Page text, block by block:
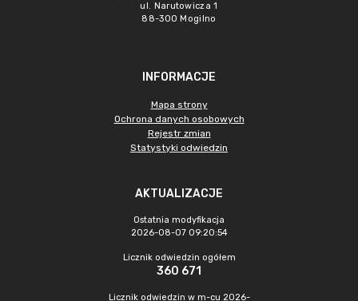
ul. Narutowicza 1
88-300 Mogilno
INFORMACJE
Mapa strony
Ochrona danych osobowych
Rejestr zmian
Statystyki odwiedzin
AKTUALIZACJE
Ostatnia modyfikacja
2026-08-07 09:20:54
Licznik odwiedzin ogółem
360 671
Licznik odwiedzin w m-cu 2026-